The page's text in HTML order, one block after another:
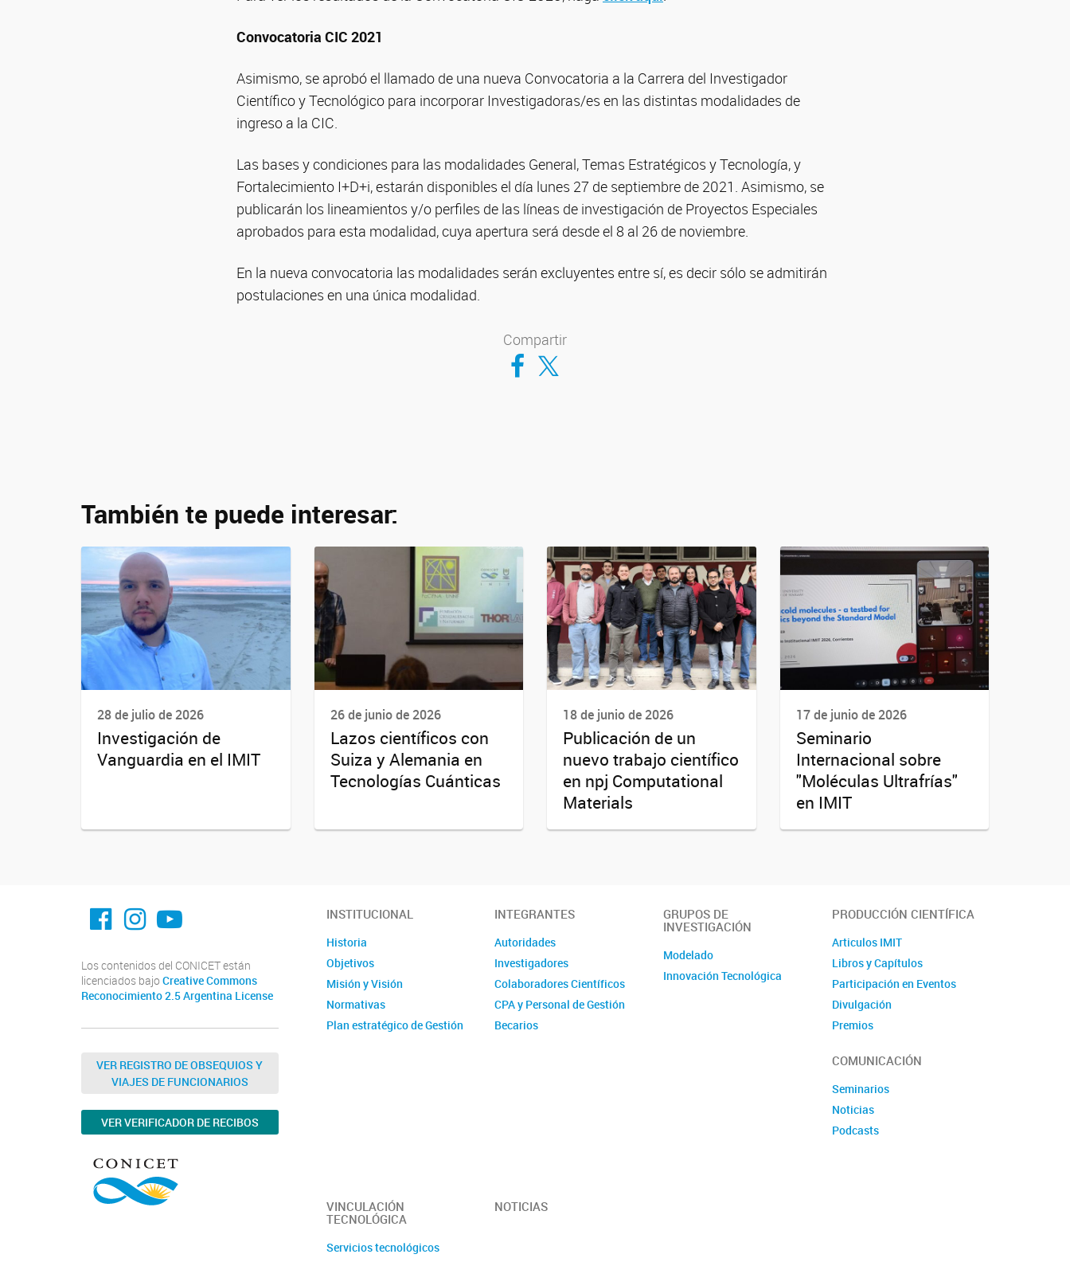
Convocatoria CIC 2021
Asimismo, se aprobó el llamado de una nueva Convocatoria a la Carrera del Investigador
Científico y Tecnológico para incorporar Investigadoras/es en las distintas modalidades de
ingreso a la CIC.
Las bases y condiciones para las modalidades General, Temas Estratégicos y Tecnología, y
Fortalecimiento I+D+i, estarán disponibles el día lunes 27 de septiembre de 2021. Asimismo, se
publicarán los lineamientos y/o perfiles de las líneas de investigación de Proyectos Especiales
aprobados para esta modalidad, cuya apertura será desde el 8 al 26 de noviembre.
En la nueva convocatoria las modalidades serán excluyentes entre sí, es decir sólo se admitirán
postulaciones en una única modalidad.
Compartir
Compartir en Facebook
Compartir en Twitter
También te puede interesar:
28 de julio de 2026
Investigación de
Vanguardia en el IMIT
26 de junio de 2026
Lazos científicos con
Suiza y Alemania en
Tecnologías Cuánticas
18 de junio de 2026
Publicación de un
nuevo trabajo científico
en npj Computational
Materials
17 de junio de 2026
Seminario
Internacional sobre
"Moléculas Ultrafrías"
en IMIT
facebook imit.conicet
imit.conicet
Youtube
Los contenidos del CONICET están
licenciados bajo Creative Commons
Reconocimiento 2.5 Argentina License
VER REGISTRO DE OBSEQUIOS Y
VIAJES DE FUNCIONARIOS
VER VERIFICADOR DE RECIBOS
INSTITUCIONAL
Historia
Objetivos
Misión y Visión
Normativas
Plan estratégico de Gestión
INTEGRANTES
Autoridades
Investigadores
Colaboradores Científicos
CPA y Personal de Gestión
Becarios
GRUPOS DE
INVESTIGACIÓN
Modelado
Innovación Tecnológica
PRODUCCIÓN CIENTÍFICA
Articulos IMIT
Libros y Capítulos
Participación en Eventos
Divulgación
Premios
COMUNICACIÓN
Seminarios
Noticias
Podcasts
VINCULACIÓN
TECNOLÓGICA
Servicios tecnológicos
NOTICIAS